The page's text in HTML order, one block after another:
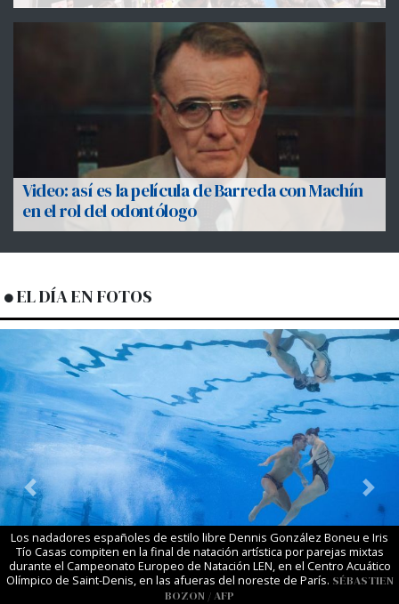
Video: así es la película de Barreda con Machín
en el rol del odontólogo
EL DÍA EN FOTOS
Los nadadores españoles de estilo libre Dennis González Boneu e Iris
Tío Casas compiten en la final de natación artística por parejas mixtas
durante el Campeonato Europeo de Natación LEN, en el Centro Acuático
Olímpico de Saint-Denis, en las afueras del noreste de París. SÉBASTIEN
BOZON / AFP
Previous Next